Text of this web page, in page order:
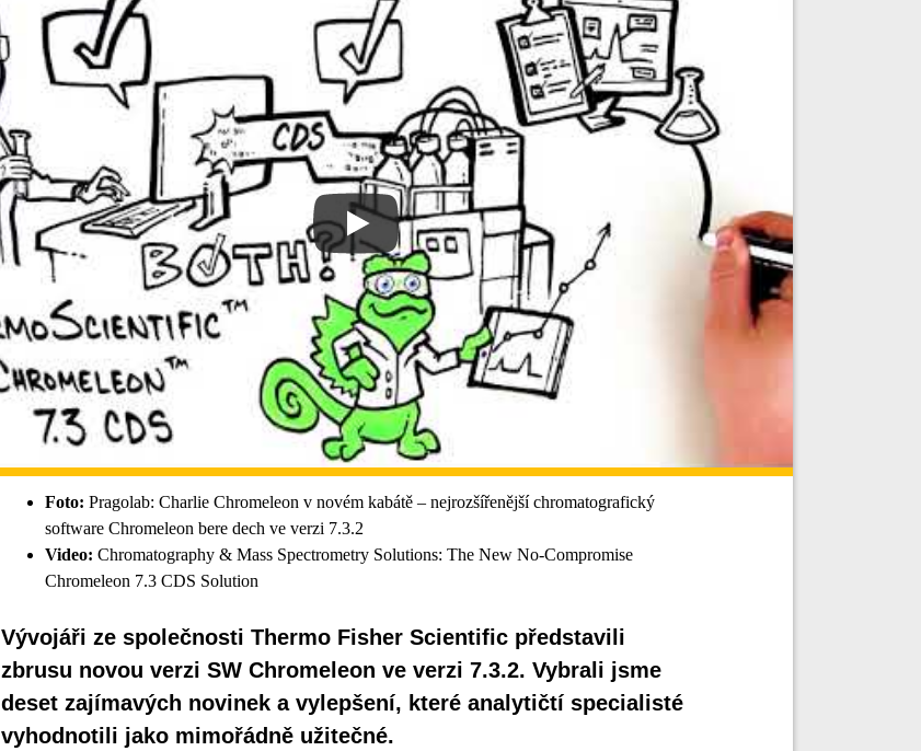
Foto: Pragolab: Charlie Chromeleon v novém kabátě – nejrozšířenější chromatografický
software Chromeleon bere dech ve verzi 7.3.2
Video: Chromatography & Mass Spectrometry Solutions: The New No-Compromise
Chromeleon 7.3 CDS Solution
Vývojáři ze společnosti Thermo Fisher Scientific představili
zbrusu novou verzi SW Chromeleon ve verzi 7.3.2. Vybrali jsme
deset zajímavých novinek a vylepšení, které analytičtí specialisté
vyhodnotili jako mimořádně užitečné.